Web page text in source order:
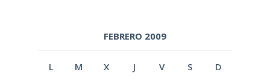
FEBRERO 2009
L M X J V S D